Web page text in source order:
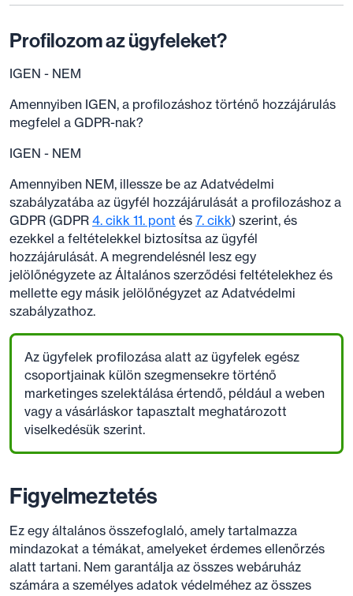
Profilozom az ügyfeleket?
IGEN - NEM
Amennyiben IGEN, a profilozáshoz történő hozzájárulás
megfelel a GDPR-nak?
IGEN - NEM
Amennyiben NEM, illessze be az Adatvédelmi
szabályzatába az ügyfél hozzájárulását a profilozáshoz a
GDPR (GDPR 4. cikk 11. pont és 7. cikk) szerint, és
ezekkel a feltételekkel biztosítsa az ügyfél
hozzájárulását. A megrendelésnél lesz egy
jelölőnégyzete az Általános szerződési feltételekhez és
mellette egy másik jelölőnégyzet az Adatvédelmi
szabályzathoz.
Az ügyfelek profilozása alatt az ügyfelek egész
csoportjainak külön szegmensekre történő
marketinges szelektálása értendő, például a weben
vagy a vásárláskor tapasztalt meghatározott
viselkedésük szerint.
Figyelmeztetés
Ez egy általános összefoglaló, amely tartalmazza
mindazokat a témákat, amelyeket érdemes ellenőrzés
alatt tartani. Nem garantálja az összes webáruház
számára a személyes adatok védelméhez az összes